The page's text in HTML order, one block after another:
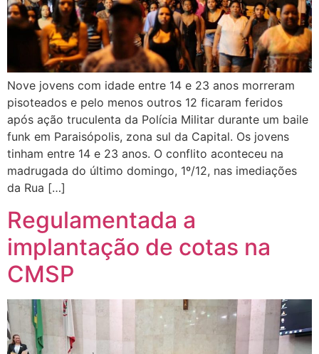
Nove jovens com idade entre 14 e 23 anos morreram
pisoteados e pelo menos outros 12 ficaram feridos
após ação truculenta da Polícia Militar durante um baile
funk em Paraisópolis, zona sul da Capital. Os jovens
tinham entre 14 e 23 anos. O conflito aconteceu na
madrugada do último domingo, 1º/12, nas imediações
da Rua […]
Regulamentada a
implantação de cotas na
CMSP